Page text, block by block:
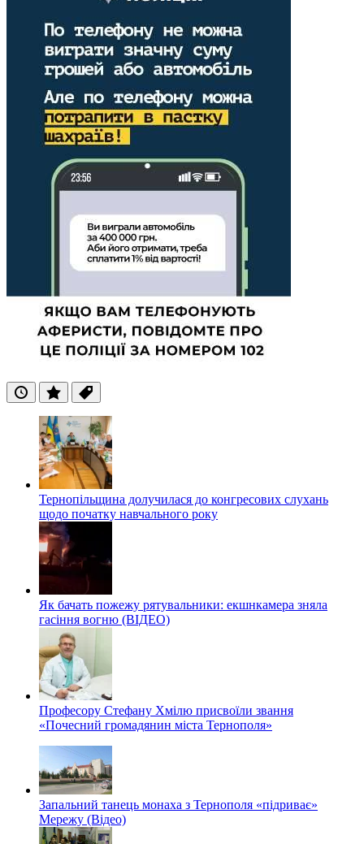
ОстанніПопулярні
Теги
Тернопільщина долучилася до конгресових слухань
щодо початку навчального року
Як бачать пожежу рятувальники: екшнкамера зняла
гасіння вогню (ВІДЕО)
Професору Стефану Хмілю присвоїли звання
«Почесний громадянин міста Тернополя»
Запальний танець монаха з Тернополя «підриває»
Мережу (Відео)